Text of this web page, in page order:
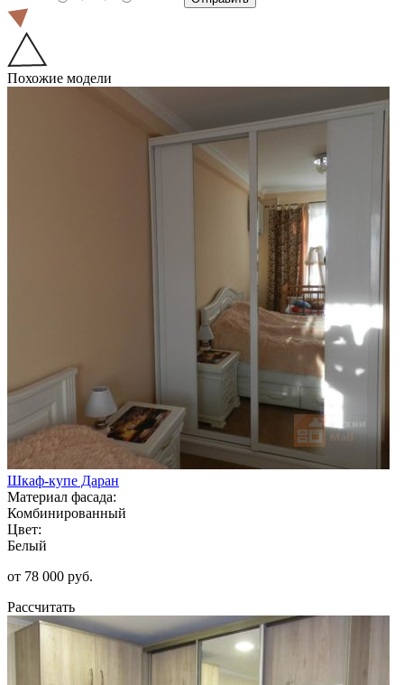
Похожие модели
Шкаф-купе Даран
Материал фасада:
Комбинированный
Цвет:
Белый
от 78 000 руб.
Рассчитать